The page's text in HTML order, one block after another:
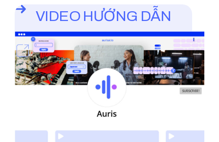
VIDEO HƯỚNG DẪN